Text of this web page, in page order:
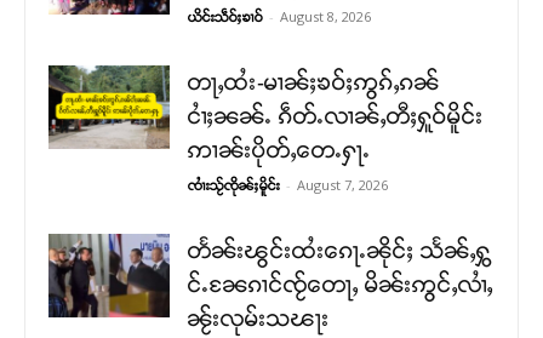
ယိင်းသဵဝ်ႈၶၢဝ် - August 8, 2026
တႃႇထႆး-မၢၼ်ႈၶဝ်ႈဢွၵ်ႇၵၼ်
ငၢႆႈၼၼ်ႉ ၵဵတ်ႉလၢၼ်ႇတီႈႁူဝ်မိူင်း
ဢၢၼ်းပိုတ်ႇတေႉႁႃႉ
ၸၢႆးသႂ်ၸိုၼ်ႈမိူင်း - August 7, 2026
တႅၼ်းၽွင်းထႆးၵေႃႉၼိုင်ႈ သႅၼ်ႇႁွ
င်ႉၼႄၵၢင်ၸႂ်တေႃႇ မိၼ်းဢွင်ႇလၢႆႇ
ၼႂ်းလုမ်းသၽႃး